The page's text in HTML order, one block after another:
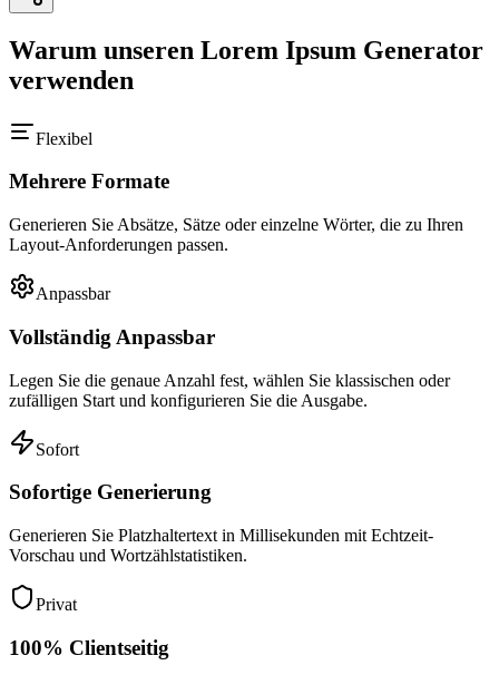
Warum unseren Lorem Ipsum Generator
verwenden
Flexibel
Mehrere Formate
Generieren Sie Absätze, Sätze oder einzelne Wörter, die zu Ihren
Layout-Anforderungen passen.
Anpassbar
Vollständig Anpassbar
Legen Sie die genaue Anzahl fest, wählen Sie klassischen oder
zufälligen Start und konfigurieren Sie die Ausgabe.
Sofort
Sofortige Generierung
Generieren Sie Platzhaltertext in Millisekunden mit Echtzeit-
Vorschau und Wortzählstatistiken.
Privat
100% Clientseitig